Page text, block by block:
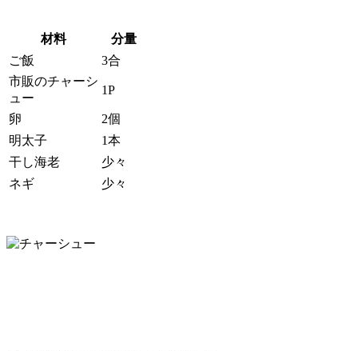
材料
分量
ご飯
3合
市販のチャーシ
ュー
1P
卵
2個
明太子
1本
干し海老
少々
ネギ
少々